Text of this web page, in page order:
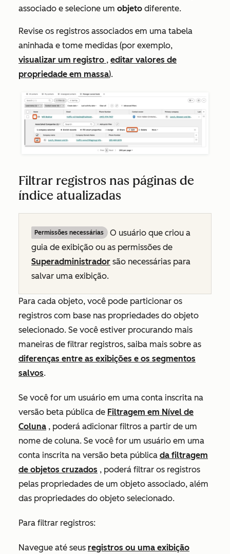
associado e selecione um objeto diferente.
Revise os registros associados em uma tabela
aninhada e tome medidas (por exemplo,
visualizar um registro , editar valores de
propriedade em massa).
Filtrar registros nas páginas de
índice atualizadas
Permissões necessárias
O usuário que criou a
guia de exibição ou as permissões de
Superadministrador são necessárias para
salvar uma exibição.
Para cada objeto, você pode particionar os
registros com base nas propriedades do objeto
selecionado. Se você estiver procurando mais
maneiras de filtrar registros, saiba mais sobre as
diferenças entre as exibições e os segmentos
salvos.
Se você for um usuário em uma conta inscrita na
versão beta pública de Filtragem em Nível de
Coluna , poderá adicionar filtros a partir de um
nome de coluna. Se você for um usuário em uma
conta inscrita na versão beta pública da filtragem
de objetos cruzados , poderá filtrar os registros
pelas propriedades de um objeto associado, além
das propriedades do objeto selecionado.
Para filtrar registros:
Navegue até seus registros ou uma exibição